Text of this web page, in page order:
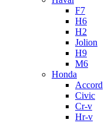
F7
H6
H2
Jolion
H9
M6
Honda
Accord
Civic
Cr-v
Hr-v